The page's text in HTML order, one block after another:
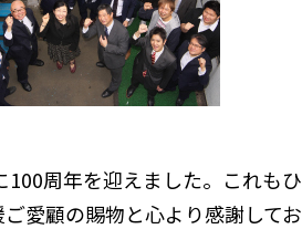
周年を迎えました。これもひ
愛顧の賜物と心より感謝してお